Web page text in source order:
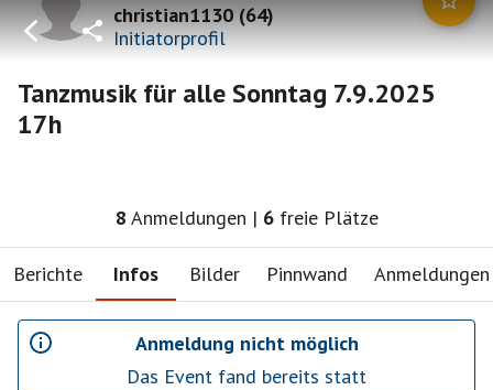
christian1130(64)
Initiatorprofil
Tanzmusik für alle Sonntag 7.9.2025
17h
8 Anmeldungen | 6 freie Plätze
Berichte Infos Bilder Pinnwand Anmeldungen
Anmeldung nicht möglich
Das Event fand bereits statt